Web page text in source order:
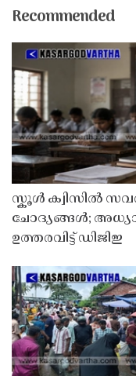
Recommended
സ്കൂൾ ക്വിസിൽ
ചോദ്യങ്ങൾ;
ഉത്തരവിട്ട് ഡിജിഇ